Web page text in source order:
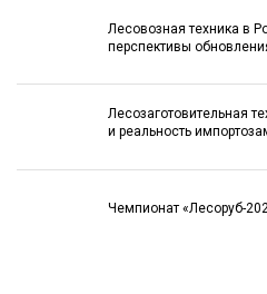
Лесовозная техника в
перспективы
Лесозаготовительная
и реальность
Чемпионат «Лесоруб-